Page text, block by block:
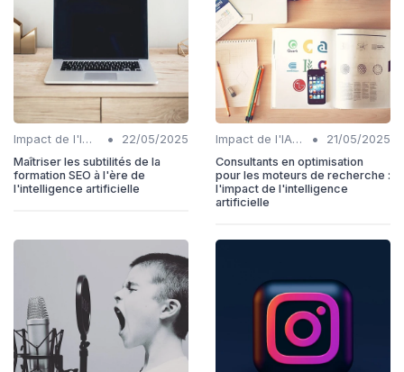
Impact de l'IA sur les rôles SEO •
22/05/2025
Maîtriser les subtilités de la
formation SEO à l'ère de
l'intelligence artificielle
Impact de l'IA sur les rôles SEO •
21/05/2025
Consultants en optimisation
pour les moteurs de recherche :
l'impact de l'intelligence
artificielle